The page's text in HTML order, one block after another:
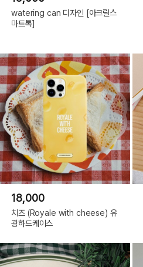
watering can 디자인 [아크릴스
마트톡]
18,000
치즈 (Royale with cheese) 유
광하드케이스